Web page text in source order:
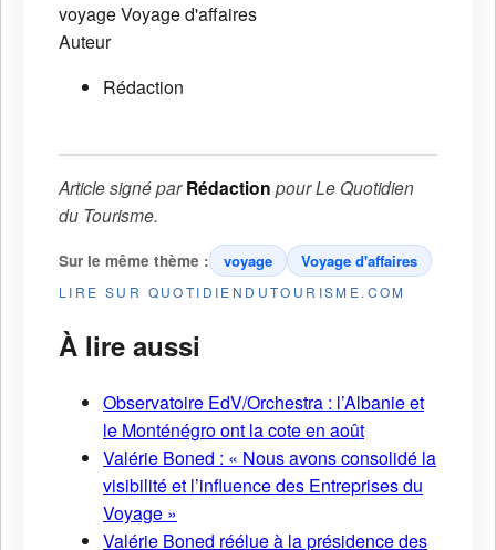
voyageVoyage d'affaires
Auteur
Rédaction
Article signé parRédaction pourLe Quotidien
du Tourisme.
Sur le même thème : voyage Voyage d'affaires
LIRE SUR QUOTIDIENDUTOURISME.COM
À lire aussi
Observatoire EdV/Orchestra : l’Albanie et
le Monténégro ont la cote en août
Valérie Boned : « Nous avons consolidé la
visibilité et l’influence des Entreprises du
Voyage »
Valérie Boned réélue à la présidence des